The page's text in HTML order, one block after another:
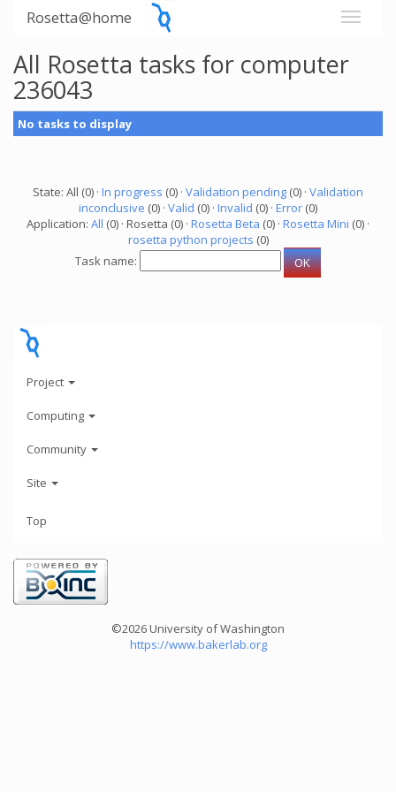
Rosetta@home
All Rosetta tasks for computer
236043
No tasks to display
State: All (0) · In progress (0) · Validation pending (0) · Validation
inconclusive (0) · Valid (0) · Invalid (0) · Error (0)
Application: All (0) · Rosetta (0) · Rosetta Beta (0) · Rosetta Mini (0) ·
rosetta python projects (0)
Task name:
Project
Computing
Community
Site
Top
©2026 University of Washington
https://www.bakerlab.org